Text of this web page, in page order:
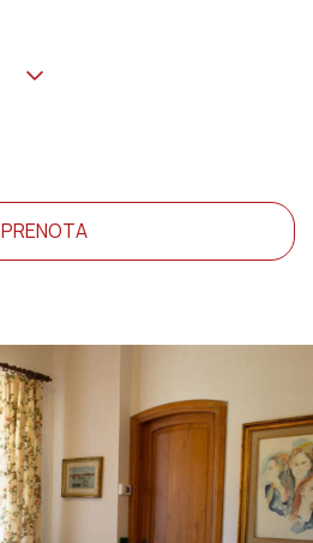
PRENOTA